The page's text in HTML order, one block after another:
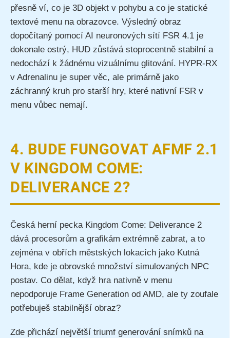
přesně ví, co je 3D objekt v pohybu a co je statické
textové menu na obrazovce. Výsledný obraz
dopočítaný pomocí AI neuronových sítí FSR 4.1 je
dokonale ostrý, HUD zůstává stoprocentně stabilní a
nedochází k žádnému vizuálnímu glitování. HYPR-RX
v Adrenalinu je super věc, ale primárně jako
záchranný kruh pro starší hry, které nativní FSR v
menu vůbec nemají.
4. BUDE FUNGOVAT AFMF 2.1
V KINGDOM COME:
DELIVERANCE 2?
Česká herní pecka Kingdom Come: Deliverance 2
dává procesorům a grafikám extrémně zabrat, a to
zejména v obřích městských lokacích jako Kutná
Hora, kde je obrovské množství simulovaných NPC
postav. Co dělat, když hra nativně v menu
nepodporuje Frame Generation od AMD, ale ty zoufale
potřebuješ stabilnější obraz?
Zde přichází největší triumf generování snímků na